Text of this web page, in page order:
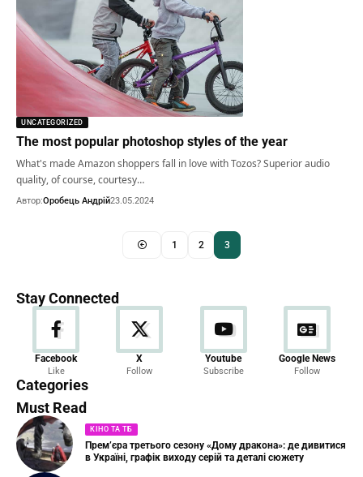
UNCATEGORIZED
The most popular photoshop styles of the year
What's made Amazon shoppers fall in love with Tozos? Superior audio
quality, of course, courtesy…
Автор:Оробець Андрій23.05.2024
1 2 3
Stay Connected
Facebook
Like
X
Follow
Youtube
Subscribe
Google News
Follow
Categories
Новини
23 Articles
Must Read
КІНО ТА ТБ
Прем’єра третього сезону «Дому дракона»: де дивитися
в Україні, графік виходу серій та деталі сюжету